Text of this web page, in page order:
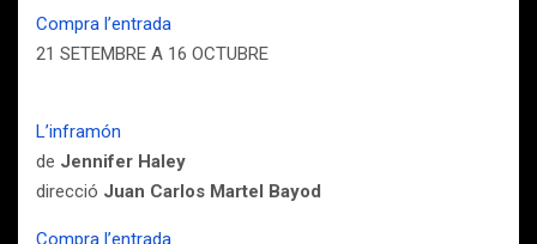
Compra l’entrada
21 SETEMBRE A 16 OCTUBRE
L’inframón
de Jennifer Haley
direcció Juan Carlos Martel Bayod
Compra l’entrada